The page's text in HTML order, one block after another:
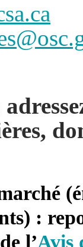
:
l’Avis